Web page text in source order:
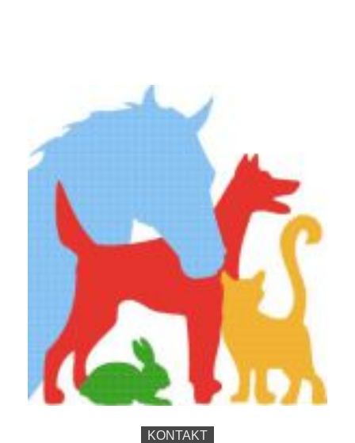
KONTAKT